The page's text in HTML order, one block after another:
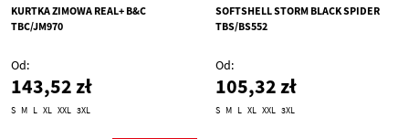
KURTKA ZIMOWA REAL+ B&C
TBC/JM970
Od
143,52 zł
S M L XL XXL 3XL
SOFTSHELL STORM BLACK SPIDER
TBS/BS552
Od
105,32 zł
S M L XL XXL 3XL